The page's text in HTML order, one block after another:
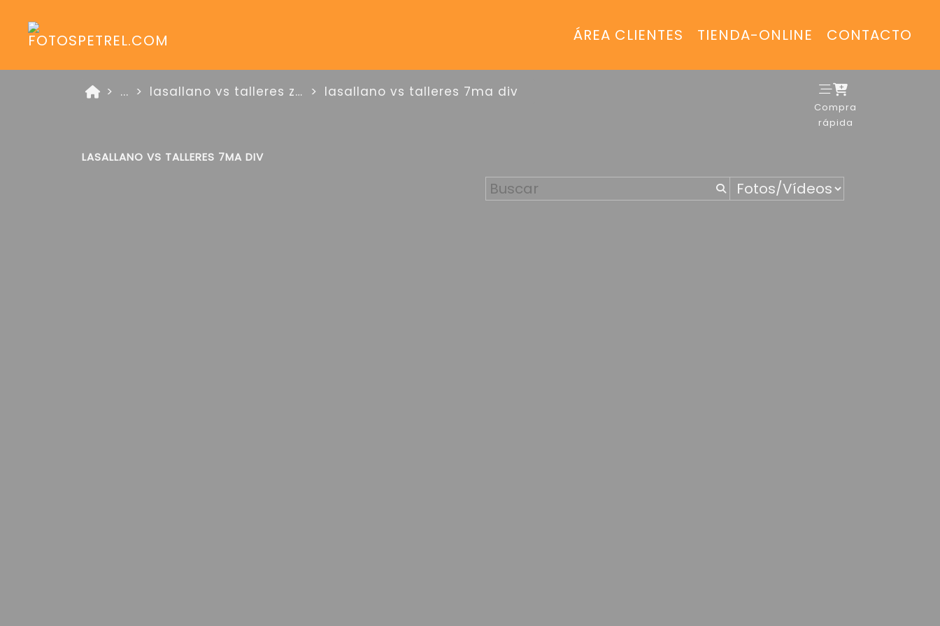
ÁREA CLIENTES TIENDA-ONLINE CONTACTO
... lasallano vs talleres zona platino 2 de mayo de 2025 lasallano vs talleres 7ma div
Compra
rápida
LASALLANO VS TALLERES 7MA DIV